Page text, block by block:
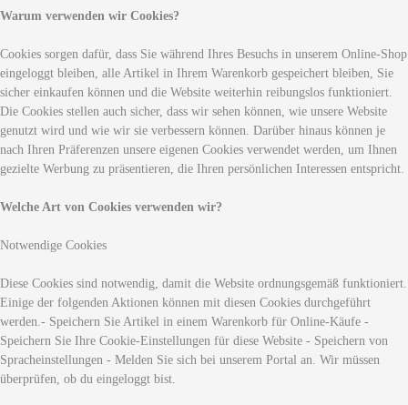
Warum verwenden wir Cookies?
Cookies sorgen dafür, dass Sie während Ihres Besuchs in unserem Online-Shop
eingeloggt bleiben, alle Artikel in Ihrem Warenkorb gespeichert bleiben, Sie
sicher einkaufen können und die Website weiterhin reibungslos funktioniert.
Die Cookies stellen auch sicher, dass wir sehen können, wie unsere Website
genutzt wird und wie wir sie verbessern können. Darüber hinaus können je
nach Ihren Präferenzen unsere eigenen Cookies verwendet werden, um Ihnen
gezielte Werbung zu präsentieren, die Ihren persönlichen Interessen entspricht.
Welche Art von Cookies verwenden wir?
Notwendige Cookies
Diese Cookies sind notwendig, damit die Website ordnungsgemäß funktioniert.
Einige der folgenden Aktionen können mit diesen Cookies durchgeführt
werden.- Speichern Sie Artikel in einem Warenkorb für Online-Käufe -
Speichern Sie Ihre Cookie-Einstellungen für diese Website - Speichern von
Spracheinstellungen - Melden Sie sich bei unserem Portal an. Wir müssen
überprüfen, ob du eingeloggt bist.